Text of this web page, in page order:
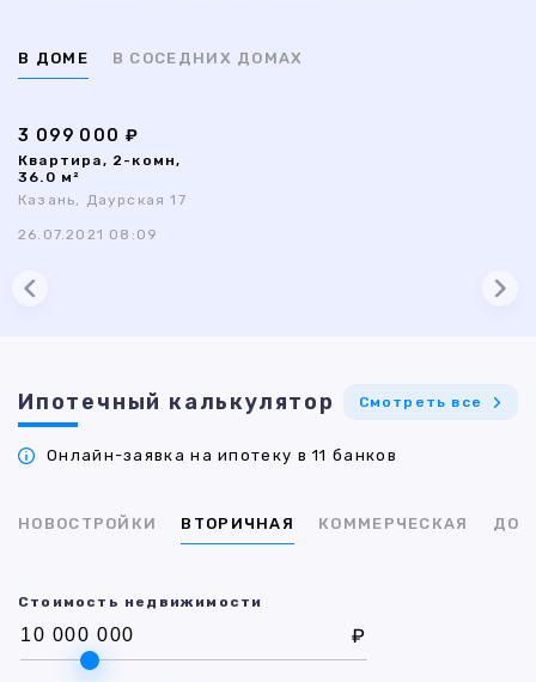
В ДОМЕ В СОСЕДНИХ ДОМАХ
3 099 000 ₽
Квартира, 2-комн,
36.0 м²
Казань, Даурская 17
26.07.2021 08:09
Ипотечный калькулятор Смотреть все
Онлайн-заявка на ипотеку в 11 банков
НОВОСТРОЙКИ ВТОРИЧНАЯ КОММЕРЧЕСКАЯ ДОМ
Стоимость недвижимости
₽